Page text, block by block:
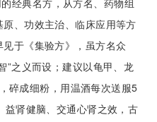
经典名方，从方名、药物组
、功效主治、临床应用等方
于《集验方》，虽方名众
”之义而设；建议以龟甲、龙
碎成细粉，用温酒每次送服5
肾健脑、交通心肾之效，古